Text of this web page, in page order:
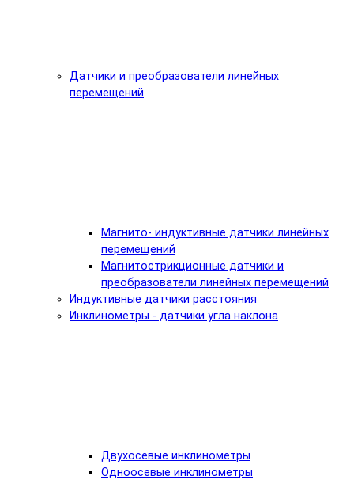
Датчики и преобразователи линейных
перемещений
Магнито- индуктивные датчики линейных
перемещений
Магнитострикционные датчики и
преобразователи линейных перемещений
Индуктивные датчики расстояния
Инклинометры - датчики угла наклона
Двухосевые инклинометры
Одноосевые инклинометры